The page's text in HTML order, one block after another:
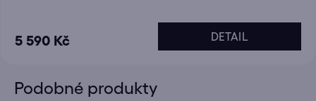
5 590 Kč DETAIL
Podobné produkty